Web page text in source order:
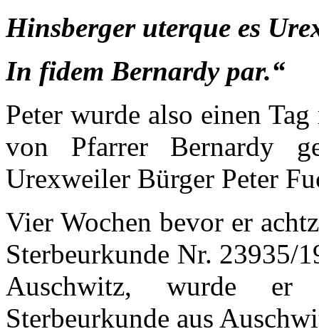
Hinsberger uterque es
In fidem Bernardy par.“
Peter wurde also einen
von Pfarrer Bernardy
Urexweiler Bürger Peter
Vier Wochen bevor er
Sterbeurkunde Nr. 23935/
Auschwitz, wurde
Sterbeurkunde aus